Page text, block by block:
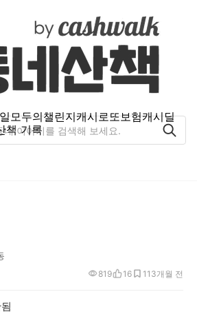
모두의챌린지캐시로또보험캐시딜
책 기록
3개월 전
819 16 11